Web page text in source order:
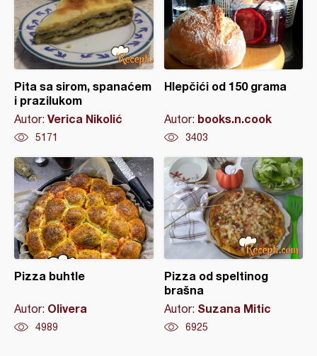
Pita sa sirom, spanaćem
i prazilukom
Autor: Verica Nikolić
5171
Hlepčići od 150 grama
Autor: books.n.cook
3403
Pizza buhtle
Autor: Olivera
4989
Pizza od speltinog
brašna
Autor: Suzana Mitic
6925